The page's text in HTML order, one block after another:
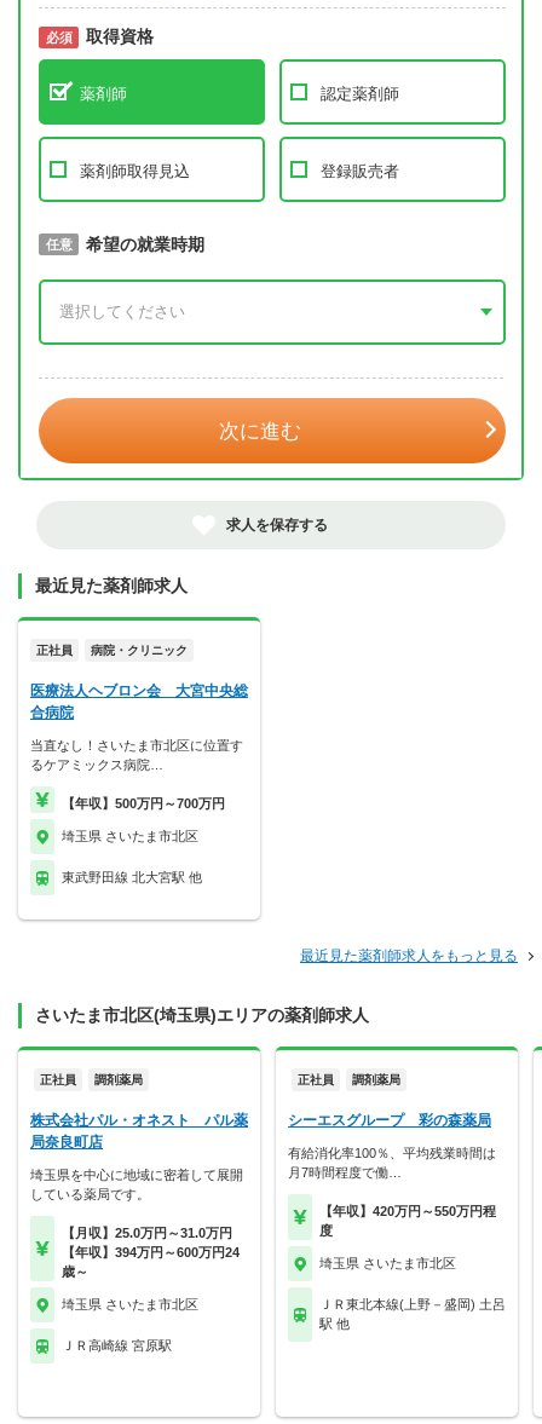
必須 取得資格
薬剤師 認定薬剤師
薬剤師取得見込 登録販売者
必須 取得予定年
任意 希望の就業時期
次に進む
求人を保存する
最近見た薬剤師求人
正社員 病院・クリニック
医療法人ヘブロン会 大宮中央総
合病院
当直なし！さいたま市北区に位置す
るケアミックス病院…
【年収】500万円～700万円
埼玉県 さいたま市北区
東武野田線 北大宮駅 他
最近見た薬剤師求人をもっと見る
さいたま市北区(埼玉県)エリアの薬剤師求人
正社員 調剤薬局
株式会社パル・オネスト パル薬
局奈良町店
埼玉県を中心に地域に密着して展開
している薬局です。
【月収】25.0万円～31.0万円
【年収】394万円～600万円24
歳～
埼玉県 さいたま市北区
ＪＲ高崎線 宮原駅
正社員 調剤薬局
シーエスグループ 彩の森薬局
有給消化率100％、平均残業時間は
月7時間程度で働…
【年収】420万円～550万円程
度
埼玉県 さいたま市北区
ＪＲ東北本線(上野－盛岡) 土呂
駅 他